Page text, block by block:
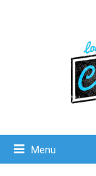
Menu